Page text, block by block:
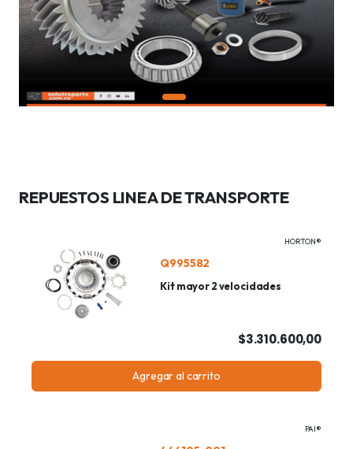
REPUESTOS LINEA DE TRANSPORTE
HORTON®
Q995582
Kit mayor 2 velocidades
$3.310.600,00
Agregar al carrito
PAI®